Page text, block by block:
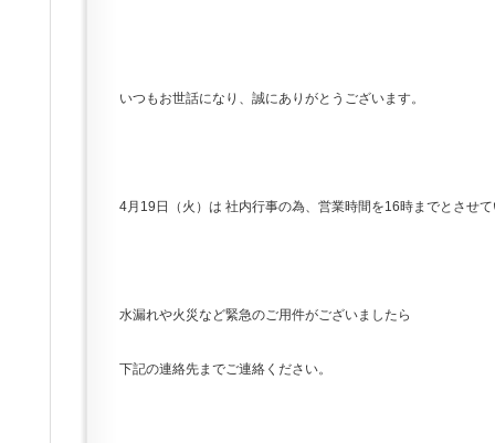
いつもお世話になり、誠にありがとうございます。
4月19日（火）は 社内行事の為、営業時間を16時までとさせ
水漏れや火災など緊急のご用件がございましたら
下記の連絡先までご連絡ください。